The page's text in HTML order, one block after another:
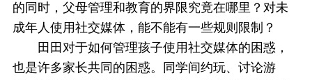
的同时，父母管理和教育的界限究竟在哪里？对未
成年人使用社交媒体，能不能有一些规则限制？
田田对于如何管理孩子使用社交媒体的困惑，
也是许多家长共同的困惑。同学间约玩、讨论游